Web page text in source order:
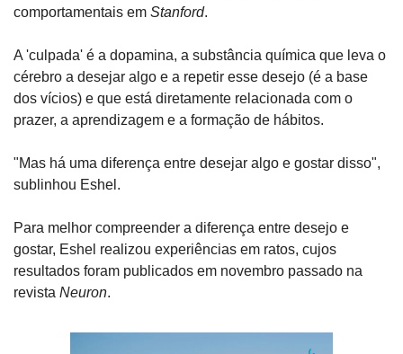
comportamentais em Stanford.
A 'culpada' é a dopamina, a substância química que leva o
cérebro a desejar algo e a repetir esse desejo (é a base
dos vícios) e que está diretamente relacionada com o
prazer, a aprendizagem e a formação de hábitos.
"Mas há uma diferença entre desejar algo e gostar disso",
sublinhou Eshel.
Para melhor compreender a diferença entre desejo e
gostar, Eshel realizou experiências em ratos, cujos
resultados foram publicados em novembro passado na
revista Neuron.